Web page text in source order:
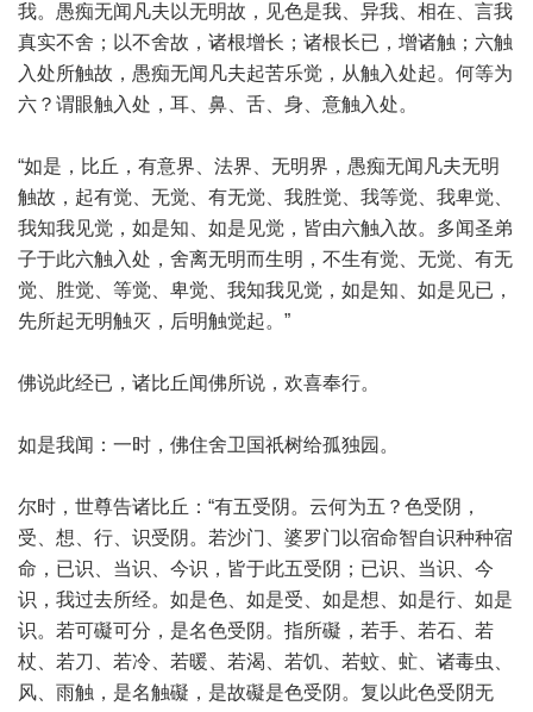
我。愚痴无闻凡夫以无明故，见色是我、异我、相在、言我
真实不舍；以不舍故，诸根增长；诸根长已，增诸触；六触
入处所触故，愚痴无闻凡夫起苦乐觉，从触入处起。何等为
六？谓眼触入处，耳、鼻、舌、身、意触入处。
“如是，比丘，有意界、法界、无明界，愚痴无闻凡夫无明
触故，起有觉、无觉、有无觉、我胜觉、我等觉、我卑觉、
我知我见觉，如是知、如是见觉，皆由六触入故。多闻圣弟
子于此六触入处，舍离无明而生明，不生有觉、无觉、有无
觉、胜觉、等觉、卑觉、我知我见觉，如是知、如是见已，
先所起无明触灭，后明触觉起。”
佛说此经已，诸比丘闻佛所说，欢喜奉行。
如是我闻：一时，佛住舍卫国祇树给孤独园。
尔时，世尊告诸比丘：“有五受阴。云何为五？色受阴，
受、想、行、识受阴。若沙门、婆罗门以宿命智自识种种宿
命，已识、当识、今识，皆于此五受阴；已识、当识、今
识，我过去所经。如是色、如是受、如是想、如是行、如是
识。若可礙可分，是名色受阴。指所礙，若手、若石、若
杖、若刀、若冷、若暖、若渴、若饥、若蚊、虻、诸毒虫、
风、雨触，是名触礙，是故礙是色受阴。复以此色受阴无